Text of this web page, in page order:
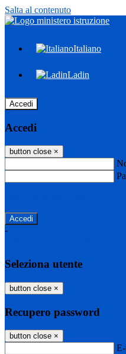
Salta al contenuto
Italiano
Ladin
Accedi
Accedi
button close ×
-
Seleziona utente
button close ×
Recupero password
button close ×